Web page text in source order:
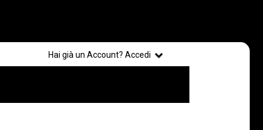
Hai già un Account? Accedi